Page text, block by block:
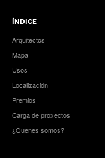
ÍNDICE
Arquitectos
Mapa
Usos
Localización
Premios
Carga de proxectos
¿Quenes somos?